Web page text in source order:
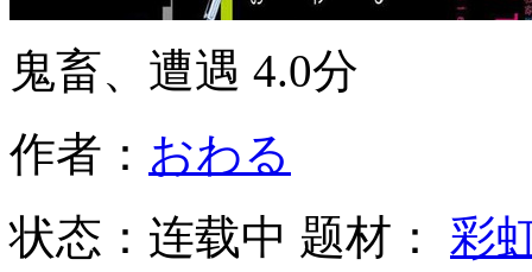
鬼畜、遭遇 4.0分
作者： おわる
状态： 连载中 题材： 彩